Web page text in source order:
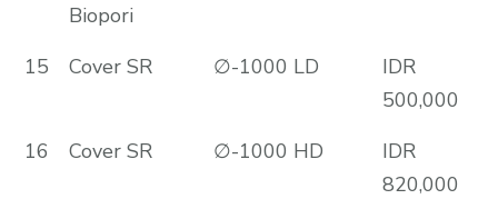
Biopori
15 Cover SR ∅-1000 LD
IDR
500,000
16
Cover SR ∅-1000 HD
IDR
820,000